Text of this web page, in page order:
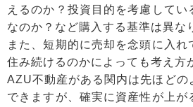
えるのか？投資目的を考慮して
なのか？など購入する基準は異な
また、短期的に売却を念頭に入れ
住み続けるのかによっても考え方
AZU不動産がある関内は先ほどの
できますが、確実に資産性が上が